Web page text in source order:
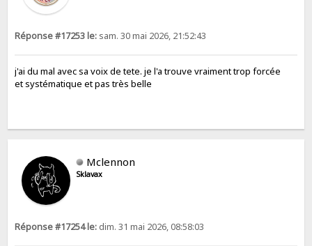
Réponse #17253 le: sam. 30 mai 2026, 21:52:43
j'ai du mal avec sa voix de tete. je l'a trouve vraiment trop forcée
et systématique et pas très belle
Mclennon
Sklavax
Réponse #17254 le: dim. 31 mai 2026, 08:58:03